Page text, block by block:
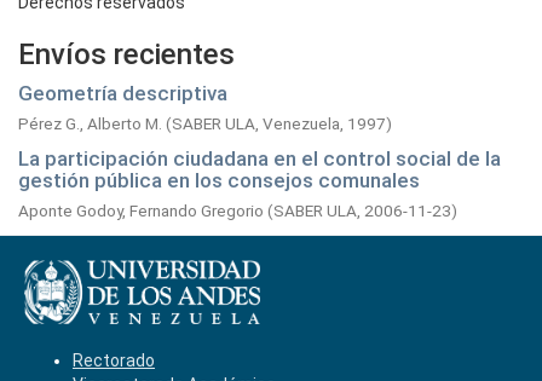
Envíos recientes
Geometría descriptiva
Pérez G., Alberto M. (SABER ULA, Venezuela, 1997)
La participación ciudadana en el control social de la
gestión pública en los consejos comunales
Aponte Godoy, Fernando Gregorio (SABER ULA, 2006-11-23)
Rectorado